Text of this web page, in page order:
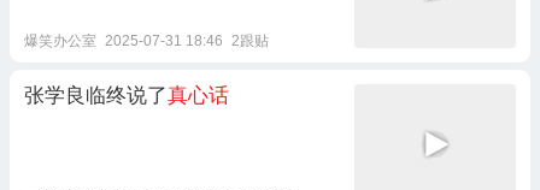
爆笑办公室 2025-07-31 18:46 2跟贴
张学良临终说了真心话